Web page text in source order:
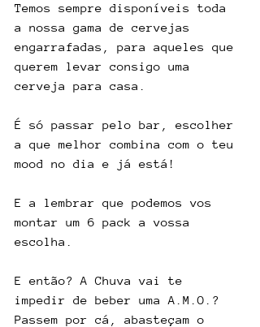
Temos sempre disponíveis toda
a nossa gama de cervejas
engarrafadas, para aqueles que
querem levar consigo uma
cerveja para casa.
É só passar pelo bar, escolher
a que melhor combina com o teu
mood no dia e já está!
E a lembrar que podemos vos
montar um 6 pack a vossa
escolha.
E então? A Chuva vai te
impedir de beber uma A.M.O.?
Passem por cá, abasteçam o